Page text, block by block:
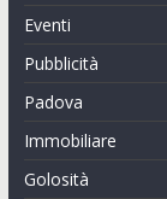
Eventi
Pubblicità
Padova
Immobiliare
Golosità